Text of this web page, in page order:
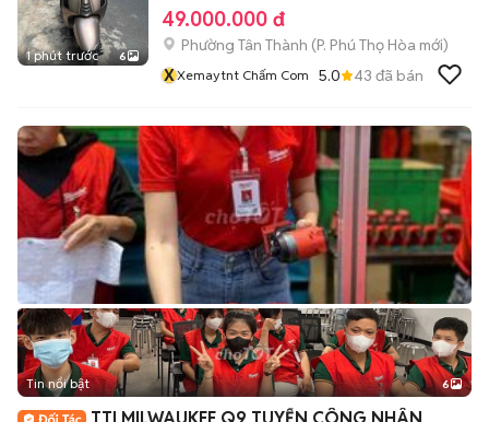
1 phút trước 6
49.000.000 đ
Phường Tân Thành (P. Phú Thọ Hòa mới)
XXemaytnt Chấm Com 5.0 43 đã bán
+2
Tin nổi bật 6